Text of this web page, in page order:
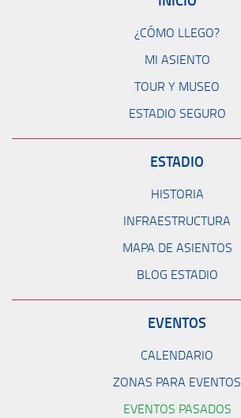
¿CÓMO LLEGO?
MI ASIENTO
TOUR Y MUSEO
ESTADIO SEGURO
ESTADIO
HISTORIA
INFRAESTRUCTURA
MAPA DE ASIENTOS
BLOG ESTADIO
EVENTOS
CALENDARIO
ZONAS PARA EVENTOS
EVENTOS PASADOS